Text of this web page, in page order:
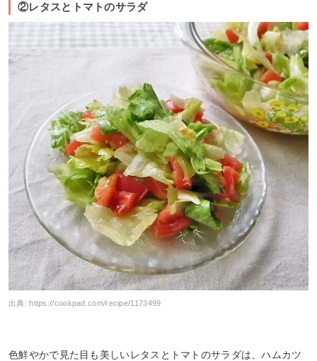
②レタスとトマトのサラダ
出典:https://cookpad.com/recipe/1173499
色鮮やかで見た目も美しいレタスとトマトのサラダは、ハムカツ